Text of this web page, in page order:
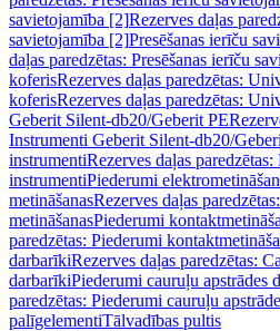
savietojamība [2]Rezerves daļas
savietojamība [2]Presēšanas ierīču
daļas paredzētas: Presēšanas ierīču
koferisRezerves daļas paredzētas:
koferisRezerves daļas paredzētas:
Geberit Silent-db20/Geberit PE
Instrumenti Geberit Silent-db20/
instrumentiRezerves daļas
instrumentiPiederumi
metināšanasRezerves daļas
metināšanasPiederumi
paredzētas: Piederumi
darbarīkiRezerves daļas paredzētas:
darbarīkiPiederumi cauruļu apstrādes
paredzētas: Piederumi cauruļu
palīgelementiTālvadības pultis